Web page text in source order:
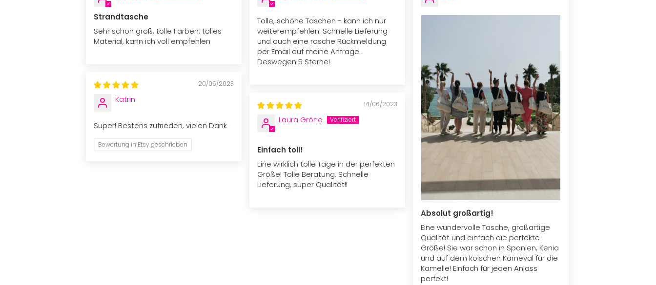
Strandtasche
Sehr schön groß, tolle Farben, tolles
Material, kann ich voll empfehlen
Tolle, schöne Taschen - kann ich nur
weiterempfehlen. Schnelle Lieferung
und auch eine rasche Rückmeldung
per Email auf meine Anfrage.
Deswegen 5 Sterne!
Absolut großartig!
Eine wundervolle Tasche, großartige
Qualität und einfach die perfekte
Größe! Sie war schon in Spanien, Kenia
und auf dem kölschen Karneval für die
Kamelle! Einfach für jeden Anlass
perfekt!
20/06/2023
Katrin
Super! Bestens zufrieden, vielen Dank
Bewertung in Etsy geschrieben
14/06/2023
Laura Gröne
Einfach toll!
Eine wirklich tolle Tage in der perfekten
Größe! Tolle Beratung. Schnelle
Lieferung, super Qualität!!